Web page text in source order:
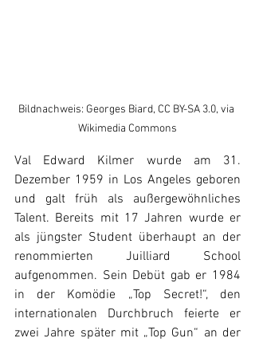
Bildnachweis: Georges Biard, CC BY-SA 3.0, via
Wikimedia Commons
Val Edward Kilmer wurde am 31.
Dezember 1959 in Los Angeles geboren
und galt früh als außergewöhnliches
Talent. Bereits mit 17 Jahren wurde er
als jüngster Student überhaupt an der
renommierten Juilliard School
aufgenommen. Sein Debüt gab er 1984
in der Komödie „Top Secret!“, den
internationalen Durchbruch feierte er
zwei Jahre später mit „Top Gun“ an der